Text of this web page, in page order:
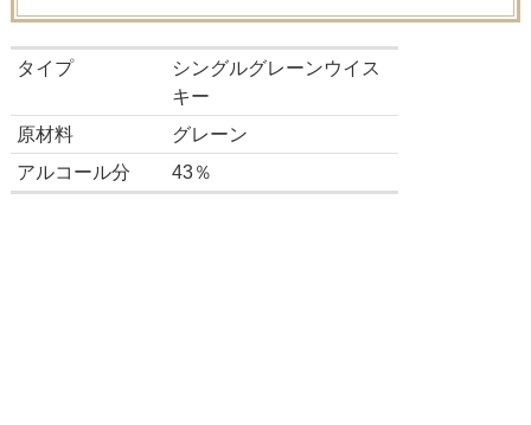
タイプ
シングルグレーンウイス
キー
原材料
グレーン
アルコール分
43％